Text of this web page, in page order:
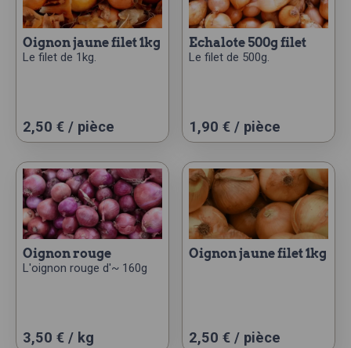
oignon jaune filet 1kg
Le filet de 1kg.
2,50 € / pièce
echalote 500g filet
Le filet de 500g.
1,90 € / pièce
oignon rouge
L'oignon rouge d'~ 160g
3,50 € / kg
oignon jaune filet 1kg
2,50 € / pièce